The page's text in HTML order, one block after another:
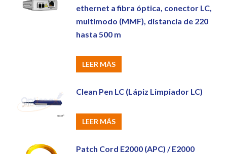
múltiples
variantes.
elegir
ethernet a fibra óptica, conector LC,
multimodo (MMF), distancia de 220
hasta 500 m
LEER MÁS
Clean Pen LC (Lápiz Limpiador LC)
LEER MÁS
Patch Cord E2000 (APC) / E2000